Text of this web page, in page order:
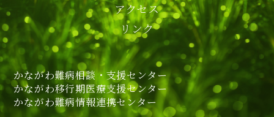
アクセス
リンク
かながわ難病相談・支援センター
かながわ移行期医療支援センター
かながわ難病情報連携センター